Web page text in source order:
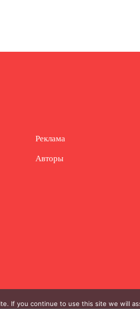
Реклама
Авторы
If you continue to use this site we will